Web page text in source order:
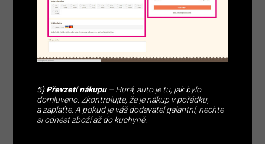
5) Převzetí nákupu– Hurá, auto je tu, jak bylo
domluveno. Zkontrolujte, že je nákup v pořádku,
a zaplaťte. A pokud je váš dodavatel galantní, nechte
si odnést zboží až do kuchyně.